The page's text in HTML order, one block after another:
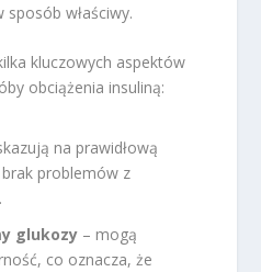
właściwy.
kluczowych aspektów
obciążenia insuliną:
na prawidłową
problemów z
glukozy – mogą
co oznacza, że